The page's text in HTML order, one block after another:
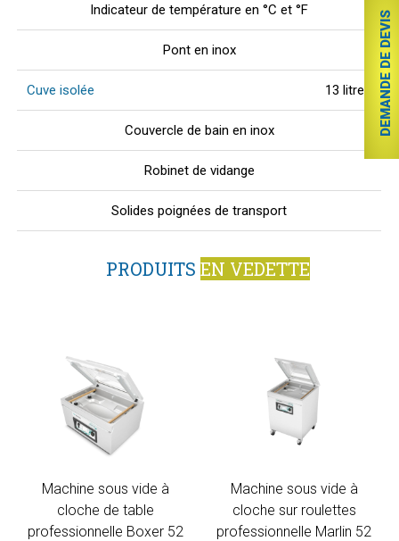
DEMANDE DE DEVIS
Indicateur de température en °C et °F
Pont en inox
Cuve isolée 13 litres
Couvercle de bain en inox
Robinet de vidange
Solides poignées de transport
PRODUITSEN VEDETTE
Machine sous vide à
cloche de table
professionnelle Boxer 52
Machine sous vide à
cloche sur roulettes
professionnelle Marlin 52